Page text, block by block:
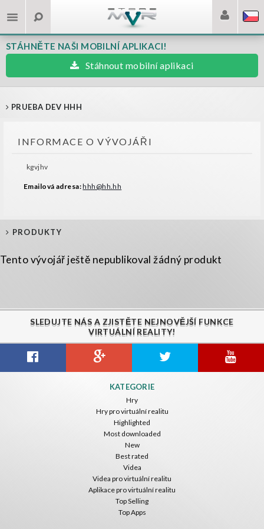
STÁHNĚTE NAŠI MOBILNÍ APLIKACI!
Stáhnout mobilní aplikaci
PRUEBA DEV HHH
INFORMACE O VÝVOJÁŘI
kgvjhv
Emailová adresa:hhh@hh.hh
PRODUKTY
Tento vývojář ještě nepublikoval žádný produkt
SLEDUJTE NÁS A ZJISTĚTE NEJNOVĚJŠÍ FUNKCE
VIRTUÁLNÍ REALITY!
KATEGORIE
Hry
Hry pro virtuální realitu
Highlighted
Most downloaded
New
Best rated
Videa
Videa pro virtuální realitu
Aplikace pro virtuální realitu
Top Selling
Top Apps